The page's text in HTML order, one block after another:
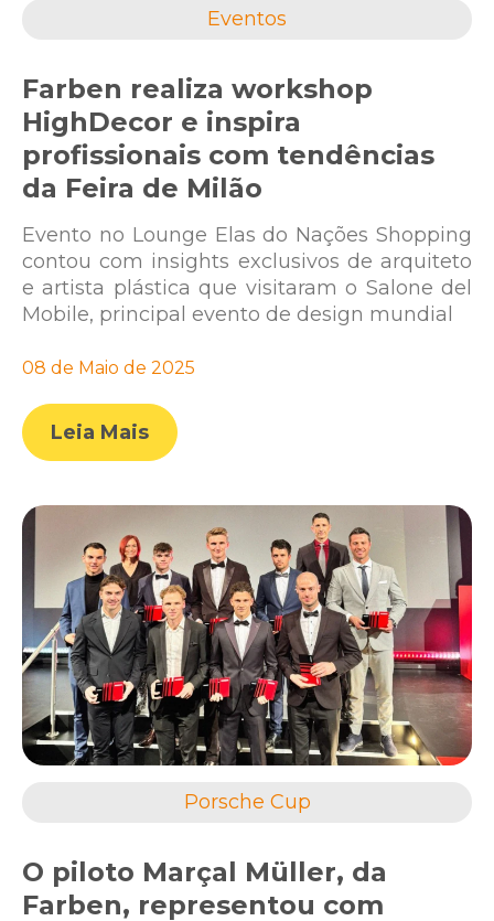
Eventos
Farben realiza workshop
HighDecor e inspira
profissionais com tendências
da Feira de Milão
Evento no Lounge Elas do Nações Shopping
contou com insights exclusivos de arquiteto
e artista plástica que visitaram o Salone del
Mobile, principal evento de design mundial
08 de Maio de 2025
Leia Mais
Porsche Cup
O piloto Marçal Müller, da
Farben, representou com